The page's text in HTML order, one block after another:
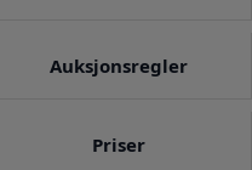
Auksjonsregler
Priser